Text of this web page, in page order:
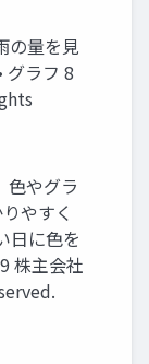
の量を見
グラフ 8
色やグラ
やすく
日に色を
株主会社